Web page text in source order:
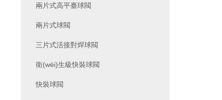
兩片式高平臺球閥
兩片式球閥
三片式活接對焊球閥
衛(wèi)生級快裝球閥
快裝球閥